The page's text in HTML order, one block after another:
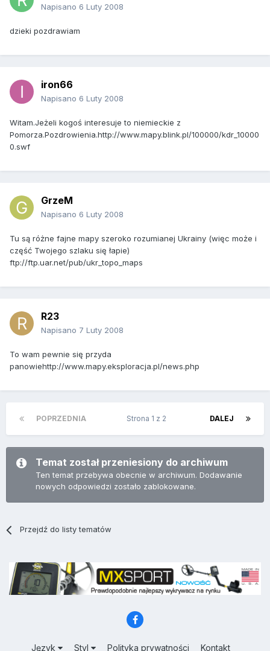
Napisano 6 Luty 2008
dzieki pozdrawiam
iron66
Napisano 6 Luty 2008
Witam.Jeżeli kogoś interesuje to niemieckie z
Pomorza.Pozdrowienia.http://www.mapy.blink.pl/100000/kdr_10000
0.swf
GrzeM
Napisano 6 Luty 2008
Tu są różne fajne mapy szeroko rozumianej Ukrainy (więc może i
część Twojego szlaku się łapie)
ftp://ftp.uar.net/pub/ukr_topo_maps
R23
Napisano 7 Luty 2008
To wam pewnie się przyda
panowiehttp://www.mapy.eksploracja.pl/news.php
POPRZEDNIA DALEJ
Strona 1 z 2
Temat został przeniesiony do archiwum
Ten temat przebywa obecnie w archiwum. Dodawanie
nowych odpowiedzi zostało zablokowane.
Przejdź do listy tematów
Język Styl Polityka prywatności Kontakt